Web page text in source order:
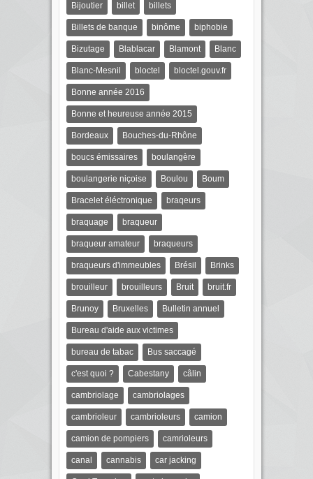
Bijoutier billet billets
Billets de banque binôme biphobie
Bizutage Blablacar Blamont Blanc
Blanc-Mesnil bloctel bloctel.gouv.fr
Bonne année 2016
Bonne et heureuse année 2015
Bordeaux Bouches-du-Rhône
boucs émissaires boulangère
boulangerie niçoise Boulou Boum
Bracelet éléctronique braqeurs
braquage braqueur
braqueur amateur braqueurs
braqueurs d'immeubles Brésil Brinks
brouilleur brouilleurs Bruit bruit.fr
Brunoy Bruxelles Bulletin annuel
Bureau d'aide aux victimes
bureau de tabac Bus saccagé
c'est quoi ? Cabestany câlin
cambriolage cambriolages
cambrioleur cambrioleurs camion
camion de pompiers camrioleurs
canal cannabis car jacking